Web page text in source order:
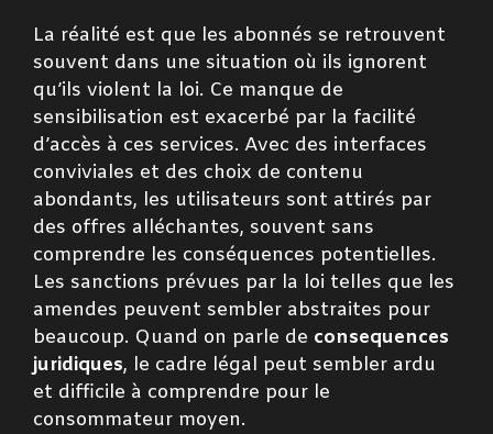
La réalité est que les abonnés se retrouvent
souvent dans une situation où ils ignorent
qu’ils violent la loi. Ce manque de
sensibilisation est exacerbé par la facilité
d’accès à ces services. Avec des interfaces
conviviales et des choix de contenu
abondants, les utilisateurs sont attirés par
des offres alléchantes, souvent sans
comprendre les conséquences potentielles.
Les sanctions prévues par la loi telles que les
amendes peuvent sembler abstraites pour
beaucoup. Quand on parle de consequences
juridiques, le cadre légal peut sembler ardu
et difficile à comprendre pour le
consommateur moyen.